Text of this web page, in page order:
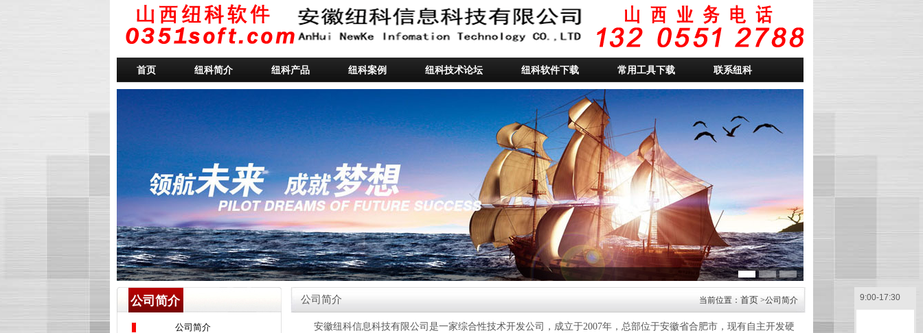
首页 纽科简介 纽科产品 纽科案例 纽科技术论坛 纽科软件下载 常用工具下载 联系纽科
公司简介
公司简介
当前位置： 首页 >公司简介
公司简介
安徽纽科信息科技有限公司是一家综合性技术开发公司，成立于2007年，总部位于安徽省合肥市，现有自主开发硬
9:00-17:30